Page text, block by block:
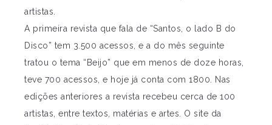
artistas.
A primeira revista que fala de “Santos, o lado B do
Disco” tem 3.500 acessos, e a do mês seguinte
tratou o tema “Beijo” que em menos de doze horas,
teve 700 acessos, e hoje já conta com 1800. Nas
edições anteriores a revista recebeu cerca de 100
artistas, entre textos, matérias e artes. O site da